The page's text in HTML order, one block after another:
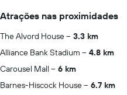
Atrações nas proximidades
The Alvord House
3.3 km
Alliance Bank Stadium
4.8 km
Carousel Mall
6 km
Barnes-Hiscock House
6.7 km